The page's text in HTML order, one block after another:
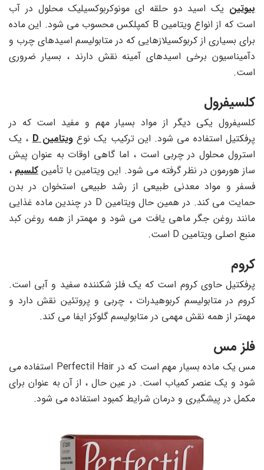
بیوتین یک اسید دو حلقه ای مونوکربوکسیلیک محلول در آب
است که از انواع ویتامین B کمپلکس محسوب می شود. این ماده
برای بسیاری از کربوکسیلازهایی که در متابولیسم اسیدهای چرب و
دآمیناسیون برخی اسیدهای آمینه نقش دارند ، بسیار ضروری
است.
کلسیفرول
کلسیفرول یکی دیگر از مواد بسیار مهم و مفید است که در
پرفکتیل استفاده می شود. این ترکیب یک نوعویتامین D ، یک
استرول محلول در چربی است ، اما گاهی اوقات به عنوان پیش
ساز هورمون در نظر گرفته می شود. این ویتامین با تأمین کلسیم ،
فسفر و مواد معدنی طبیعی از رشد طبیعی استخوان در بدن
حمایت می کند. در همین حال ویتامین D در چندین ماده غذایی
مانند روغن جگر ماهی یافت می شود و مهمتر از همه روغن کبد
منبع اصلی ویتامین D است.
کروم
پرفکتیل حاوی کروم است که یک فلز شکننده سفید و آبی است.
کروم در متابولیسم کربوهیدرات ، چربی و پروتئین نقش دارد و
مهمتر از همه نقش مهمی در متابولیسم گلوکز ایفا می کند.
فلز مس
مس یک ماده بسیار مهم است که در Perfectil Hair استفاده می
شود و یک عنصر کمیاب است. در عین حال ، از آن به عنوان برای
مکمل در پیشگیری و درمان شرایط کمبود استفاده می شود.